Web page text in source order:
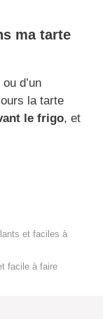
ma tarte
d’un
la tarte
le frigo, et
et faciles à
facile à faire